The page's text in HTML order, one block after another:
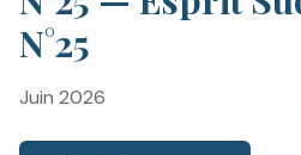
N°25
Juin 2026